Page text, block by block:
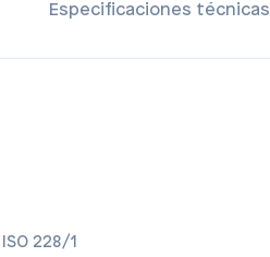
Especificaciones técnicas
228/1